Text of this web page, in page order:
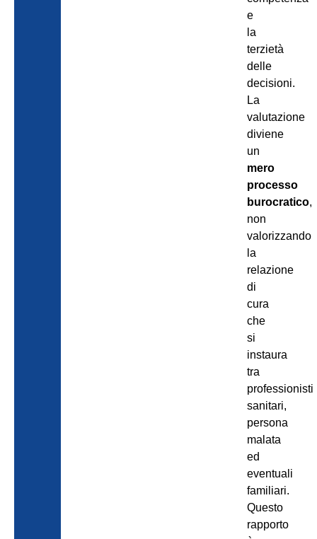
e
la
terzietà
delle
decisioni.
La
valutazione
diviene
un
mero
processo
burocratico,
non
valorizzando
la
relazione
di
cura
che
si
instaura
tra
professionisti
sanitari,
persona
malata
ed
eventuali
familiari.
Questo
rapporto